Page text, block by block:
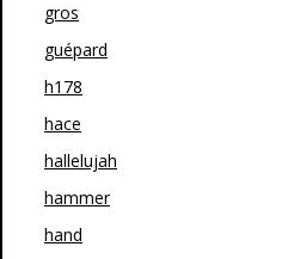
gros
guépard
h178
hace
hallelujah
hammer
hand